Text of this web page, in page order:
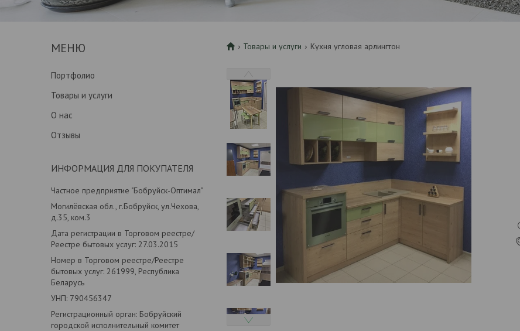
Портфолио
Товары и услуги
О нас
Отзывы
ИНФОРМАЦИЯ ДЛЯ ПОКУПАТЕЛЯ
Частное предприятие "Бобруйск-Оптимал"
Могилёвская обл., г.Бобруйск, ул.Чехова,
д.35, ком.3
Дата регистрации в Торговом реестре/
Реестре бытовых услуг: 27.03.2015
Номер в Торговом реестре/Реестре
бытовых услуг: 261999, Республика
Беларусь
УНП: 790456347
Регистрационный орган: Бобруйский
городской исполнительный комитет
Товары и услуги Кухня угловая арлингтон